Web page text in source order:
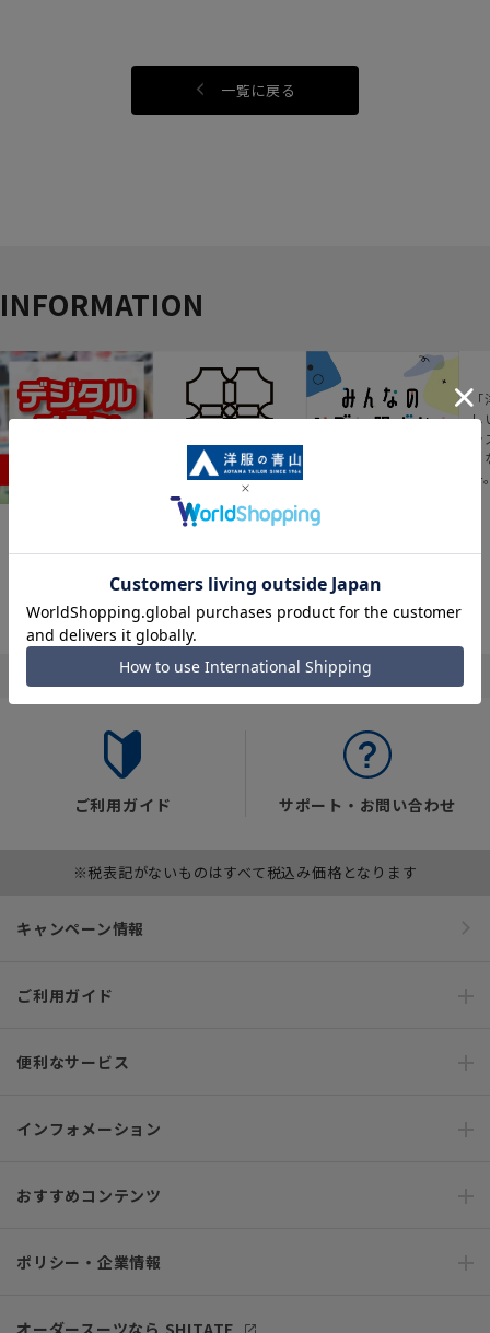
一覧に戻る
INFORMATION
人気アイテムやおす
ク“が満載のチラシが
Webでも見られる！
スーツスクエア
ビジネスウェアがな
ランドが一体となっ
た新感覚の複合型ス
トアです
や職種、シーンなど
のシゴト服の着用傾
「
し
ご利用ガイド サポート・お問い合わせ
※税表記がないものはすべて税込み価格となります
キャンペーン情報
ご利用ガイド
便利なサービス
インフォメーション
おすすめコンテンツ
ポリシー・企業情報
オーダースーツなら SHITATE